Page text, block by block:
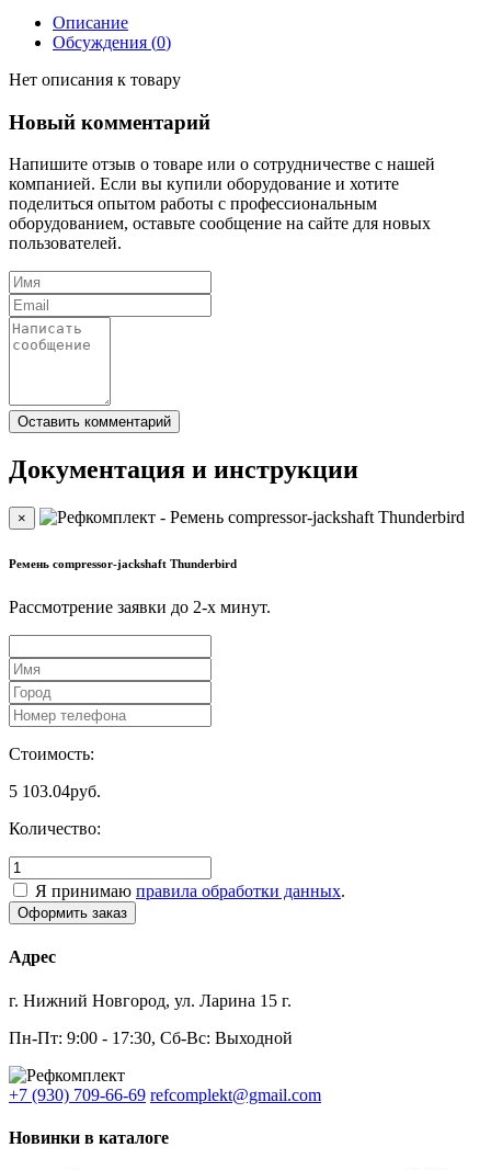
Описание
Обсуждения (0)
Нет описания к товару
Новый комментарий
Напишите отзыв о товаре или о сотрудничестве с нашей
компанией. Если вы купили оборудование и хотите
поделиться опытом работы с профессиональным
оборудованием, оставьте сообщение на сайте для новых
пользователей.
Документация и инструкции
×
Ремень compressor-jackshaft Thunderbird
Рассмотрение заявки до 2-x минут.
Стоимость:
5 103.04руб.
Количество:
Я принимаю правила обработки данных.
Адрес
г. Нижний Новгород, ул. Ларина 15 г.
Пн-Пт: 9:00 - 17:30, Сб-Вс: Выходной
+7 (930) 709-66-69 refcomplekt@gmail.com
Новинки в каталоге